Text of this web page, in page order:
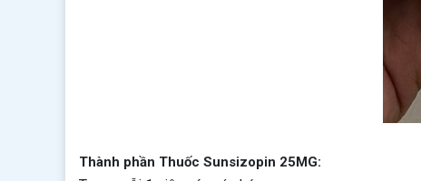
Thành phần Thuốc Sunsizopin 25MG: